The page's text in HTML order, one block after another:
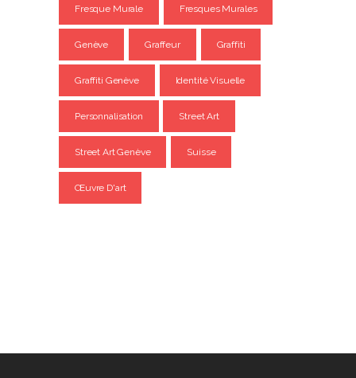
Fresque Murale Fresques Murales
Genève Graffeur Graffiti
Graffiti Genève Identité Visuelle
Personnalisation Street Art
Street Art Genève Suisse
Œuvre D'art